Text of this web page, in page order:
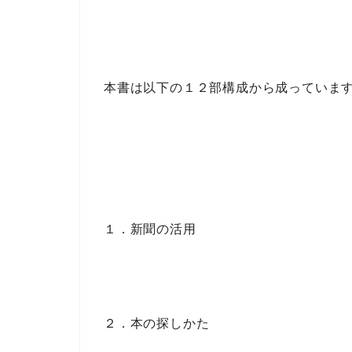
本書は以下の １２部構成から成っていま
１．新聞の活用
２．本の探しかた